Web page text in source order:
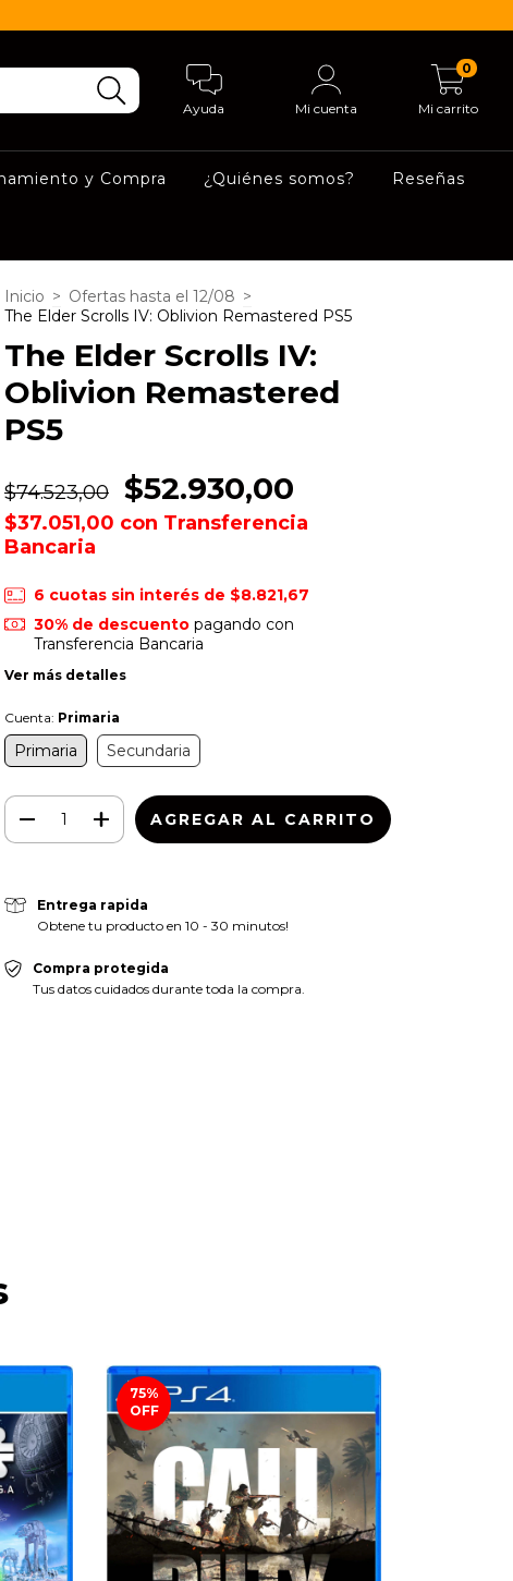
Ayuda Mi cuenta Mi carrito
0
y Compra ¿Quiénes somos? Reseñas
Inicio > Ofertas hasta el 12/08 >
The Elder Scrolls IV: Oblivion Remastered PS5
The Elder Scrolls IV:
Oblivion Remastered
PS5
$74.523,00 $52.930,00
$37.051,00 con Transferencia
Bancaria
6 cuotas sin interés de $8.821,67
30% de descuentopagando con
Transferencia Bancaria
Ver más detalles
Cuenta: Primaria
Primaria Secundaria
Entrega rapida
Obtene tu producto en 10 - 30 minutos!
Compra protegida
Tus datos cuidados durante toda la compra.
75%
OFF